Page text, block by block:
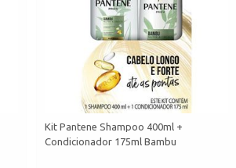
Kit Pantene Shampoo 400ml +
Condicionador 175ml Bambu